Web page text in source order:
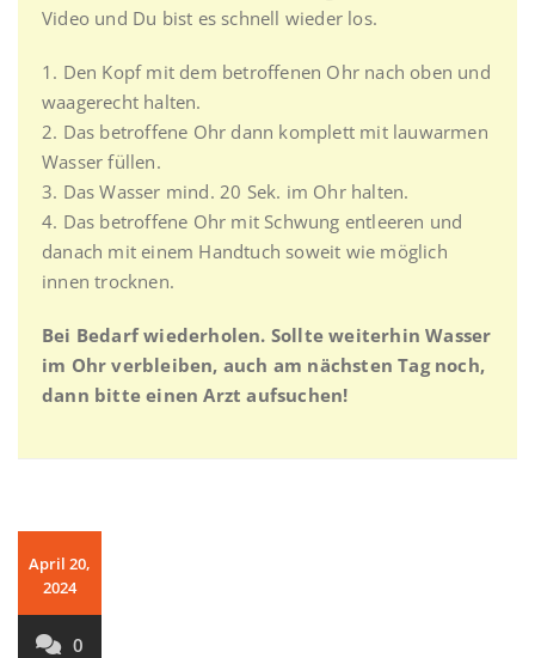
Video und Du bist es schnell wieder los.
1. Den Kopf mit dem betroffenen Ohr nach oben und
waagerecht halten.
2. Das betroffene Ohr dann komplett mit lauwarmen
Wasser füllen.
3. Das Wasser mind. 20 Sek. im Ohr halten.
4. Das betroffene Ohr mit Schwung entleeren und
danach mit einem Handtuch soweit wie möglich
innen trocknen.
Bei Bedarf wiederholen. Sollte weiterhin Wasser
im Ohr verbleiben, auch am nächsten Tag noch,
dann bitte einen Arzt aufsuchen!
April 20,
2024
0